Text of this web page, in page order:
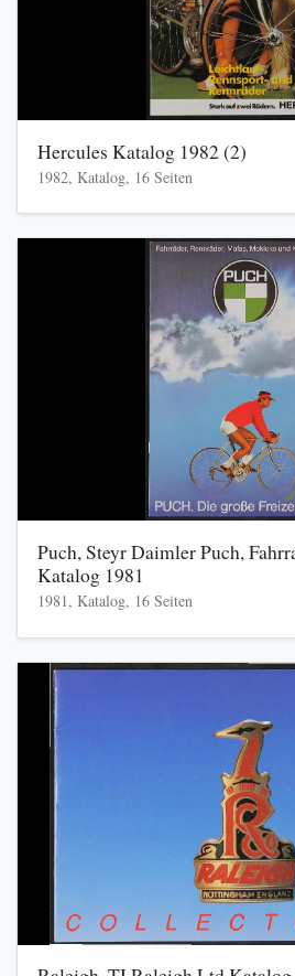
Hercules Katalog 1982 (2)
1982, Katalog, 16 Seiten
Puch, Steyr Daimler Puch,
Katalog 1981
1981, Katalog, 16 Seiten